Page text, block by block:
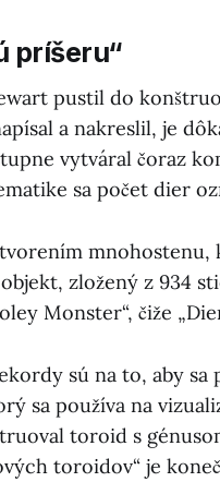
príšeru“
pustil do
a nakreslil, je
vytváral čoraz
sa počet dier
mnohostenu,
zložený z 934
Monster“, čiže
sú na to, aby
sa používa na
toroid s
toroidov“ je